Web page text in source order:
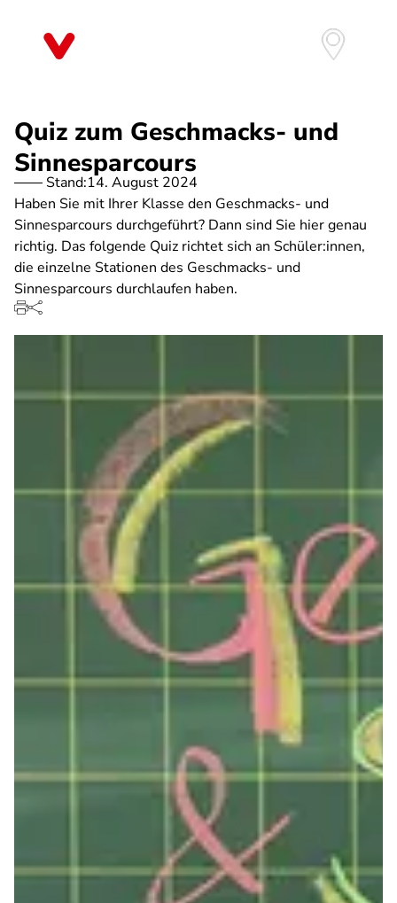
Quiz zum Geschmacks- und
Sinnesparcours
Stand:14. August 2024
Haben Sie mit Ihrer Klasse den Geschmacks- und
Sinnesparcours durchgeführt? Dann sind Sie hier genau
richtig. Das folgende Quiz richtet sich an Schüler:innen,
die einzelne Stationen des Geschmacks- und
Sinnesparcours durchlaufen haben.